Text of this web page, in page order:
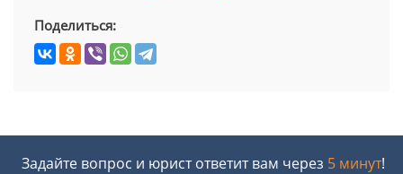
Поделиться:
Задайте вопрос и юрист ответит вам через 5 минут!